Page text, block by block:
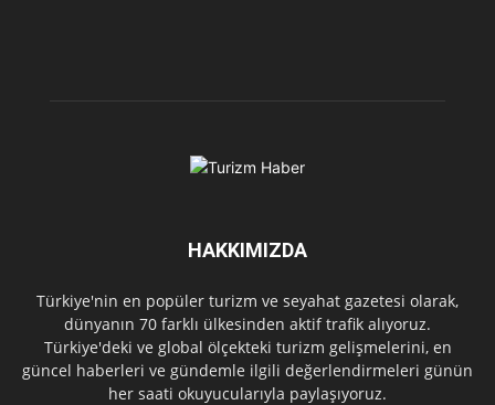
HAKKIMIZDA
Türkiye'nin en popüler turizm ve seyahat gazetesi olarak,
dünyanın 70 farklı ülkesinden aktif trafik alıyoruz.
Türkiye'deki ve global ölçekteki turizm gelişmelerini, en
güncel haberleri ve gündemle ilgili değerlendirmeleri günün
her saati okuyucularıyla paylaşıyoruz.